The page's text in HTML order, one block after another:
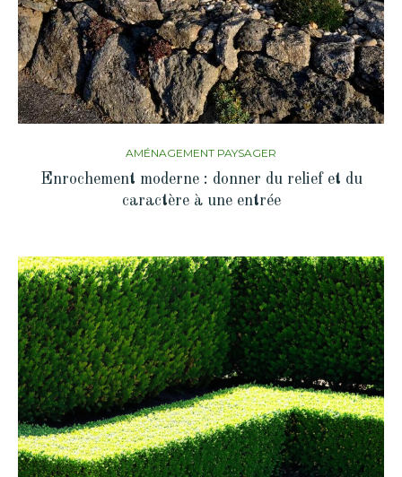
AMÉNAGEMENT PAYSAGER
Enrochement moderne : donner du relief et du
caractère à une entrée